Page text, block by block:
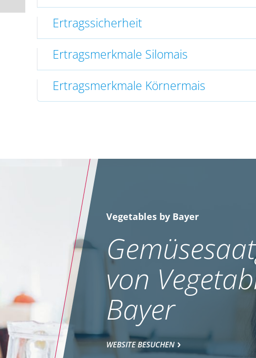
Ertragssicherheit
Ertragsmerkmale Silomais
Ertragsmerkmale Körnermais
Vegetables by Bayer
von
Bayer
WEBSITE BESUCHEN